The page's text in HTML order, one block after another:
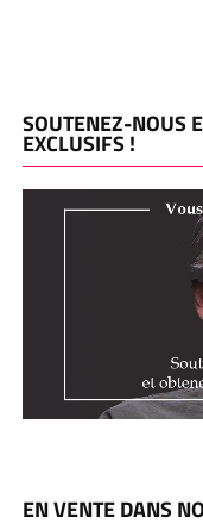
SOUTENEZ-NOUS
EXCLUSIFS !
EN VENTE DANS